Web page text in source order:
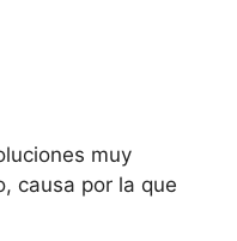
muy
causa por la que